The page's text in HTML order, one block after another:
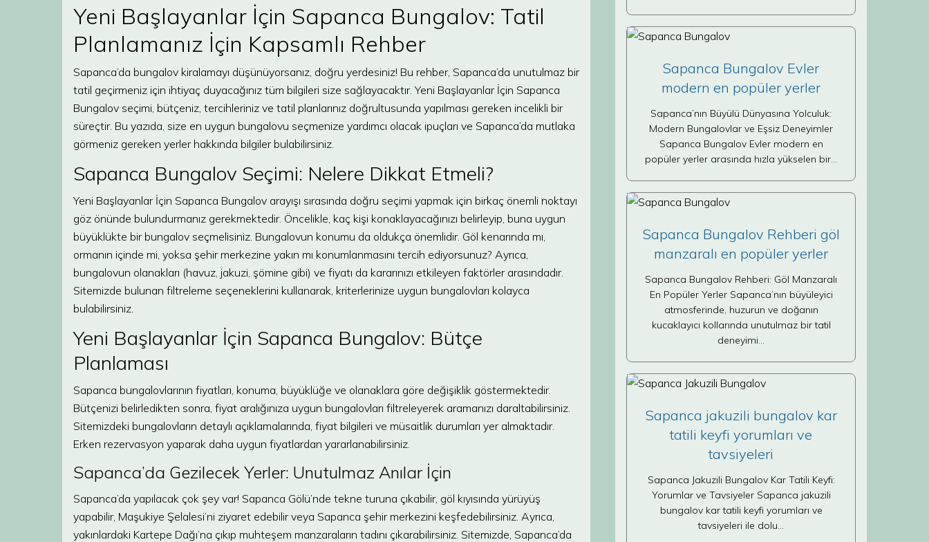
Yeni Başlayanlar İçin Sapanca Bungalov: Tatil
Planlamanız İçin Kapsamlı Rehber
Sapanca’da bungalov kiralamayı düşünüyorsanız, doğru yerdesiniz! Bu rehber, Sapanca’da unutulmaz bir
tatil geçirmeniz için ihtiyaç duyacağınız tüm bilgileri size sağlayacaktır. Yeni Başlayanlar İçin Sapanca
Bungalov seçimi, bütçeniz, tercihleriniz ve tatil planlarınız doğrultusunda yapılması gereken incelikli bir
süreçtir. Bu yazıda, size en uygun bungalovu seçmenize yardımcı olacak ipuçları ve Sapanca’da mutlaka
görmeniz gereken yerler hakkında bilgiler bulabilirsiniz.
Sapanca Bungalov Seçimi: Nelere Dikkat Etmeli?
Yeni Başlayanlar İçin Sapanca Bungalov arayışı sırasında doğru seçimi yapmak için birkaç önemli noktayı
göz önünde bulundurmanız gerekmektedir. Öncelikle, kaç kişi konaklayacağınızı belirleyip, buna uygun
büyüklükte bir bungalov seçmelisiniz. Bungalovun konumu da oldukça önemlidir. Göl kenarında mı,
ormanın içinde mi, yoksa şehir merkezine yakın mı konumlanmasını tercih ediyorsunuz? Ayrıca,
bungalovun olanakları (havuz, jakuzi, şömine gibi) ve fiyatı da kararınızı etkileyen faktörler arasındadır.
Sitemizde bulunan filtreleme seçeneklerini kullanarak, kriterlerinize uygun bungalovları kolayca
bulabilirsiniz.
Yeni Başlayanlar İçin Sapanca Bungalov: Bütçe
Planlaması
Sapanca bungalovlarının fiyatları, konuma, büyüklüğe ve olanaklara göre değişiklik göstermektedir.
Bütçenizi belirledikten sonra, fiyat aralığınıza uygun bungalovları filtreleyerek aramanızı daraltabilirsiniz.
Sitemizdeki bungalovların detaylı açıklamalarında, fiyat bilgileri ve müsaitlik durumları yer almaktadır.
Erken rezervasyon yaparak daha uygun fiyatlardan yararlanabilirsiniz.
Sapanca’da Gezilecek Yerler: Unutulmaz Anılar İçin
Sapanca’da yapılacak çok şey var! Sapanca Gölü’nde tekne turuna çıkabilir, göl kıyısında yürüyüş
yapabilir, Maşukiye Şelalesi’ni ziyaret edebilir veya Sapanca şehir merkezini keşfedebilirsiniz. Ayrıca,
yakınlardaki Kartepe Dağı’na çıkıp muhteşem manzaraların tadını çıkarabilirsiniz. Sitemizde, Sapanca’da
Sapanca Bungalov Evler
modern en popüler yerler
Sapanca’nın Büyülü Dünyasına Yolculuk:
Modern Bungalovlar ve Eşsiz Deneyimler
Sapanca Bungalov Evler modern en
popüler yerler arasında hızla yükselen bir…
Sapanca Bungalov Rehberi göl
manzaralı en popüler yerler
Sapanca Bungalov Rehberi: Göl Manzaralı
En Popüler Yerler Sapanca’nın büyüleyici
atmosferinde, huzurun ve doğanın
kucaklayıcı kollarında unutulmaz bir tatil
deneyimi…
Sapanca jakuzili bungalov kar
tatili keyfi yorumları ve
tavsiyeleri
Sapanca Jakuzili Bungalov Kar Tatili Keyfi:
Yorumlar ve Tavsiyeler Sapanca jakuzili
bungalov kar tatili keyfi yorumları ve
tavsiyeleri ile dolu…